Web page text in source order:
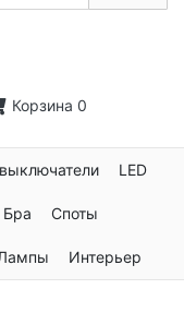
Корзина 0
LED
Бра Споты
Интерьер